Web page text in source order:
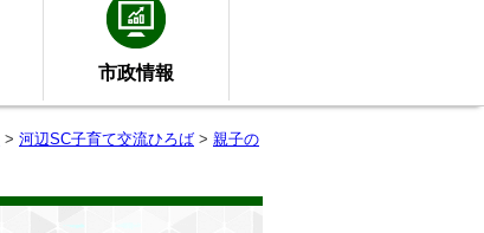
市政情報
> 河辺SC子育て交流ひろば > 親子の